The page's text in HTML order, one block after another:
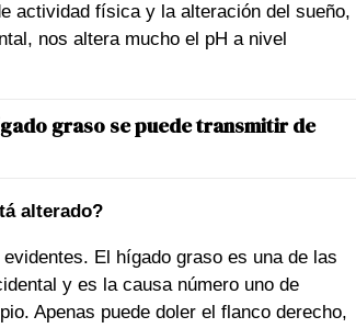
actividad física y la alteración del sueño,
nos altera mucho el pH a nivel
graso se puede transmitir de
alterado?
El hígado graso es una de las
y es la causa número uno de
Apenas puede doler el flanco derecho,